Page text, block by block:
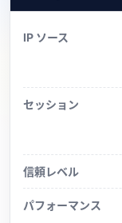
IP ソース
セッション
信頼レベル
パフォーマンス